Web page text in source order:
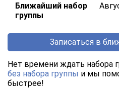
Ближайший набор
группы
Записаться в
Нет времени ждать набора
без набора группы и мы
быстрее!